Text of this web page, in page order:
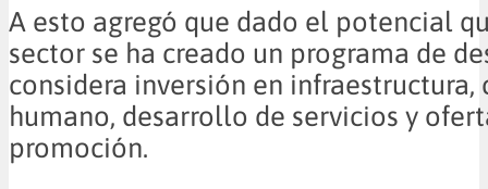
A esto agregó que dado el potencial
sector se ha creado un programa de
considera inversión en infraestructura,
humano, desarrollo de servicios y
promoción.